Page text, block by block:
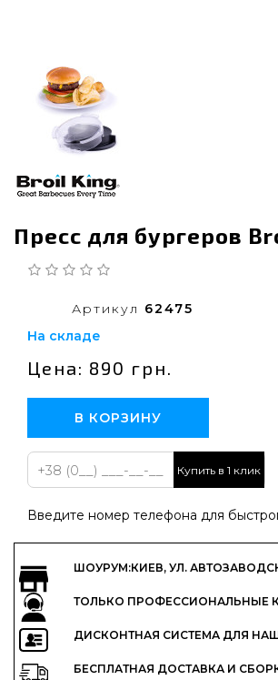
Пресс для бургеров
Артикул 62475
На складе
Цена: 890 грн.
В КОРЗИНУ
Купить в 1 клик
Введите номер телефона для
ШОУРУМ:КИЕВ, УЛ.
ТОЛЬКО ПРОФЕССИОНАЛЬНЫЕ
ДИСКОНТНАЯ СИСТЕМА ДЛЯ
БЕСПЛАТНАЯ ДОСТАВКА И